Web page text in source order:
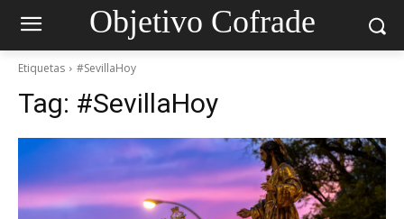
Objetivo Cofrade
Etiquetas #SevillaHoy
Tag: #SevillaHoy